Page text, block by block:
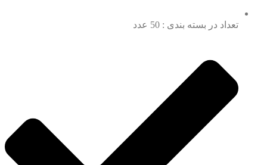
تعداد در بسته بندی : 50 عدد